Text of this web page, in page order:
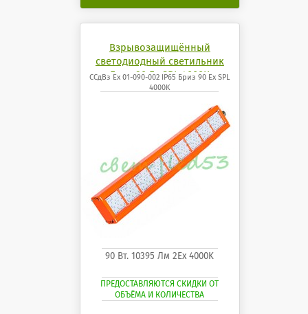
Взрывозащищённый
светодиодный светильник
Бриз 90 Ех SPL 4000K
ССдВз Ех 01-090-002 IP65 Бриз 90 Ех SPL
4000K
90 Вт. 10395 Лм 2Ех 4000K
ПРЕДОСТАВЛЯЮТСЯ СКИДКИ ОТ
ОБЪЁМА И КОЛИЧЕСТВА